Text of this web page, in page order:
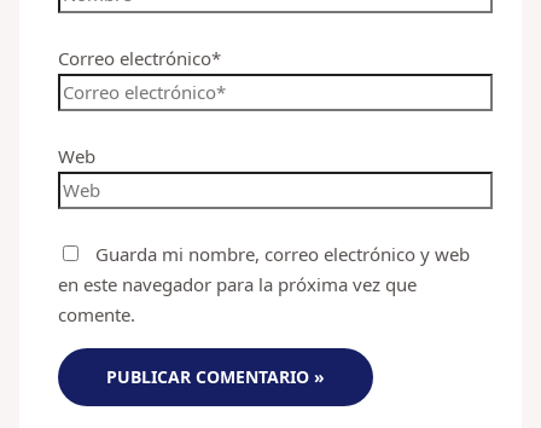
Correo electrónico*
Web
Guarda mi nombre, correo electrónico y web
en este navegador para la próxima vez que
comente.